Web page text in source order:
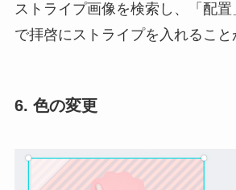
ストライプ画像を検索し、「配置
で拝啓にストライプを入れること
6. 色の変更